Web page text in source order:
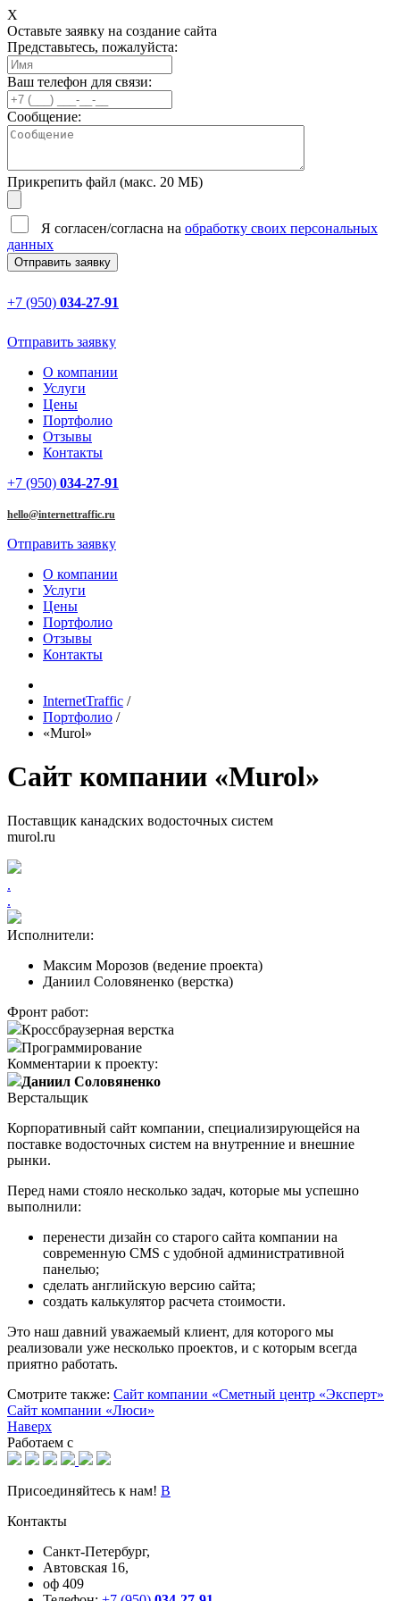
X
Оставьте заявку на создание сайта
Представьтесь, пожалуйста:
Ваш телефон для связи:
Сообщение:
Прикрепить файл (макс. 20 МБ)
Я согласен/согласна на обработку своих персональных
данных
+7 (950) 034-27-91
Отправить заявку
О компании
Услуги
Цены
Портфолио
Отзывы
Контакты
+7 (950) 034-27-91
hello@internettraffic.ru
Отправить заявку
О компании
Услуги
Цены
Портфолио
Отзывы
Контакты
InternetTraffic /
Портфолио /
«Murol»
Сайт компании «Murol»
Поставщик канадских водосточных систем
murol.ru
.
.
Исполнители:
Максим Морозов (ведение проекта)
Даниил Соловяненко (верстка)
Фронт работ:
Кроссбраузерная верстка
Программирование
Комментарии к проекту:
Даниил Соловяненко
Верстальщик
Корпоративный сайт компании, специализирующейся на
поставке водосточных систем на внутренние и внешние
рынки.
Перед нами стояло несколько задач, которые мы успешно
выполнили:
перенести дизайн со старого сайта компании на
современную CMS с удобной административной
панелью;
сделать английскую версию сайта;
создать калькулятор расчета стоимости.
Это наш давний уважаемый клиент, для которого мы
реализовали уже несколько проектов, и с которым всегда
приятно работать.
Смотрите также: Сайт компании «Сметный центр «Эксперт»
Сайт компании «Люси»
Наверх
Работаем с
Присоединяйтесь к нам! В
Контакты
Санкт-Петербург,
Автовская 16,
оф 409